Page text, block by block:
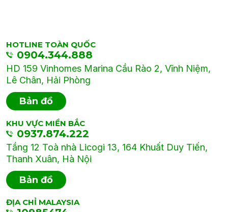
HOTLINE TOÀN QUỐC
0904.344.888
HD 159 Vinhomes Marina Cầu Rào 2, Vĩnh Niệm,
Lê Chân, Hải Phòng
Bản đồ
KHU VỰC MIỀN BẮC
0937.874.222
Tầng 12 Toà nhà Licogi 13, 164 Khuất Duy Tiến,
Thanh Xuân, Hà Nội
Bản đồ
ĐỊA CHỈ MALAYSIA